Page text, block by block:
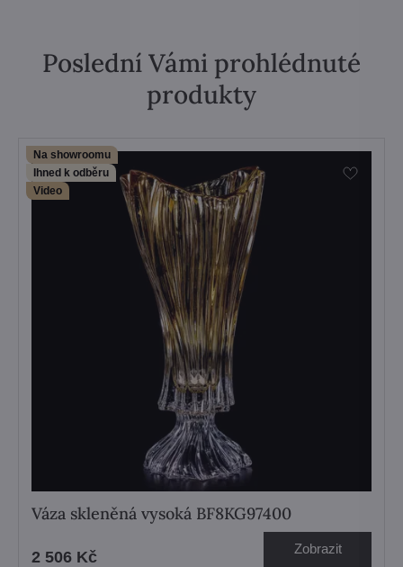
Poslední Vámi prohlédnuté
produkty
Na showroomu
Ihned k odběru
Video
Váza skleněná vysoká BF8KG97400
2 506 Kč Zobrazit